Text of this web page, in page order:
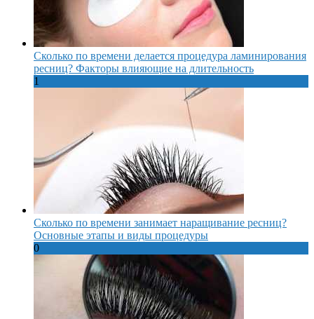
Сколько по времени делается процедура ламинирования
ресниц? Факторы влияющие на длительность
1
Сколько по времени занимает наращивание ресниц?
Основные этапы и виды процедуры
0